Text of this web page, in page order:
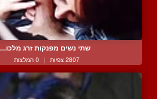
שתי נשים מפנקות זרג מלכו...
2807 צפיות | 0 המלצות